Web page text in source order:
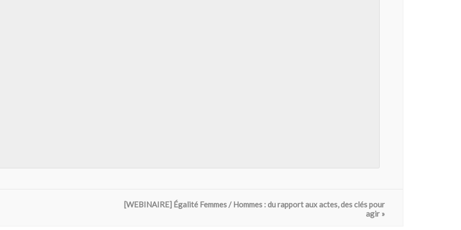
[WEBINAIRE] Égalité Femmes / Hommes : du rapport aux actes, des clés pour
agir »